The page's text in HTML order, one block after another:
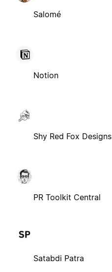
Salomé
Notion
Shy Red Fox Designs
PR Toolkit Central
Satabdi Patra